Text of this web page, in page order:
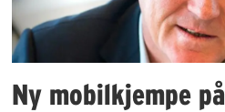
Ny mobilkjempe på